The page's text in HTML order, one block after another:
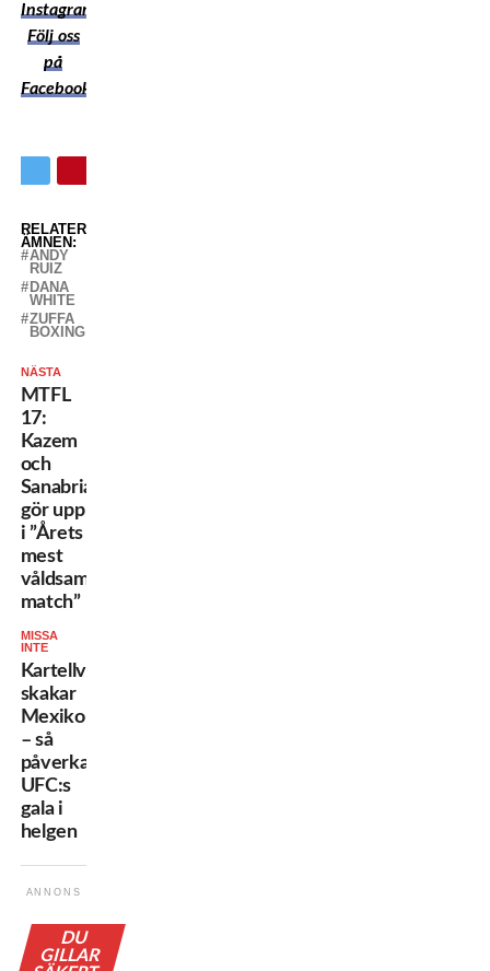
Instagram
Följ oss
på
Facebook
RELATERADE
ÄMNEN:
ANDY
RUIZ
DANA
WHITE
ZUFFA
BOXING
NÄSTA
MTFL
17:
Kazem
och
Sanabria
gör upp
i ”Årets
mest
våldsamma
match”
MISSA
INTE
Kartellvåld
skakar
Mexiko
– så
påverkas
UFC:s
gala i
helgen
ANNONS
DU
GILLAR